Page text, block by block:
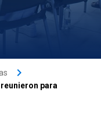
keyboard_arrow_right
para